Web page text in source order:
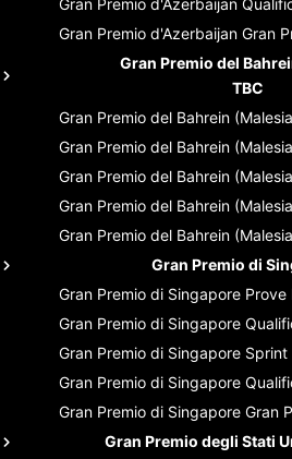
Gran Premio d'Azerbaijan Gran
Gran Premio del
TBC
Gran Premio del Bahrein
Gran Premio del Bahrein
Gran Premio del Bahrein
Gran Premio del Bahrein
Gran Premio del Bahrein
Gran Premio di
Gran Premio di Singapore Prove
Gran Premio di Singapore
Gran Premio di Singapore Sprint
Gran Premio di Singapore
Gran Premio di Singapore Gran
Gran Premio degli Stati